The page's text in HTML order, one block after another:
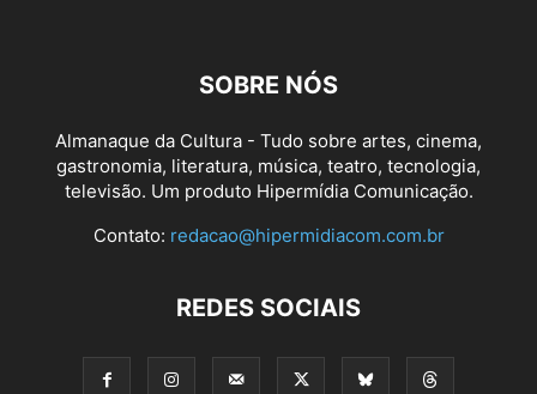
SOBRE NÓS
Almanaque da Cultura - Tudo sobre artes, cinema,
gastronomia, literatura, música, teatro, tecnologia,
televisão. Um produto Hipermídia Comunicação.
Contato: redacao@hipermidiacom.com.br
REDES SOCIAIS